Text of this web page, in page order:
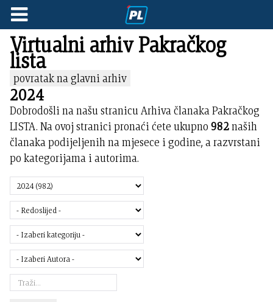
Virtualni arhiv Pakračkog
lista
povratak na glavni arhiv
2024
Dobrodošli na našu stranicu Arhiva članaka Pakračkog
LISTA. Na ovoj stranici pronaći ćete ukupno982naših
članaka podijeljenih na mjesece i godine, a razvrstani
po kategorijama i autorima.